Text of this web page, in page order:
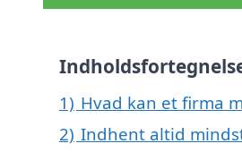
1) Hvad kan et firma
2) Indhent altid